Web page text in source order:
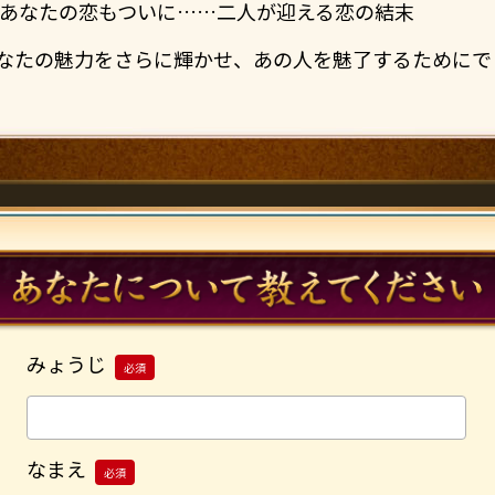
なたの恋もついに……二人が迎える恋の結末
たの魅力をさらに輝かせ、あの人を魅了するために
みょうじ 必須
なまえ 必須